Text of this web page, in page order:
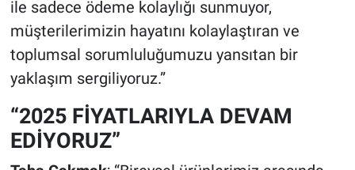
ile sadece ödeme kolaylığı sunmuyor,
müşterilerimizin hayatını kolaylaştıran ve
toplumsal sorumluluğumuzu yansıtan bir
yaklaşım sergiliyoruz.”
“2025 FİYATLARIYLA DEVAM
EDİYORUZ”